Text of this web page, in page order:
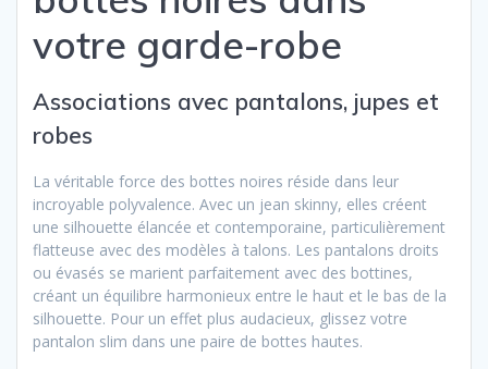
votre garde-robe
Associations avec pantalons, jupes et
robes
La véritable force des bottes noires réside dans leur
incroyable polyvalence. Avec un jean skinny, elles créent
une silhouette élancée et contemporaine, particulièrement
flatteuse avec des modèles à talons. Les pantalons droits
ou évasés se marient parfaitement avec des bottines,
créant un équilibre harmonieux entre le haut et le bas de la
silhouette. Pour un effet plus audacieux, glissez votre
pantalon slim dans une paire de bottes hautes.